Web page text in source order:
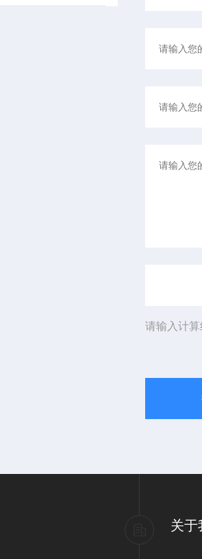
请输入计
关于